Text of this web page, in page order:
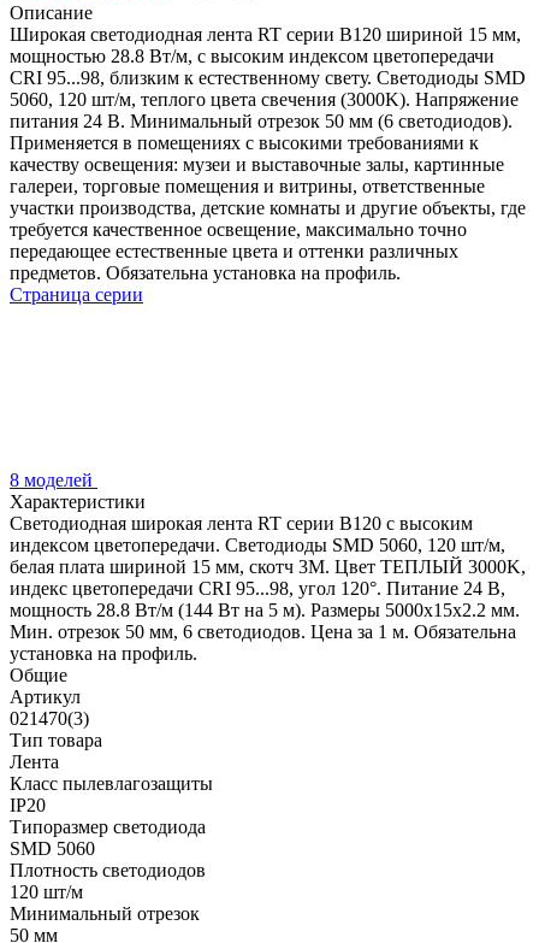
Описание
Широкая светодиодная лента RT серии B120 шириной 15 мм,
мощностью 28.8 Вт/м, с высоким индексом цветопередачи
CRI 95...98, близким к естественному свету. Светодиоды SMD
5060, 120 шт/м, теплого цвета свечения (3000K). Напряжение
питания 24 В. Минимальный отрезок 50 мм (6 светодиодов).
Применяется в помещениях с высокими требованиями к
качеству освещения: музеи и выставочные залы, картинные
галереи, торговые помещения и витрины, ответственные
участки производства, детские комнаты и другие объекты, где
требуется качественное освещение, максимально точно
передающее естественные цвета и оттенки различных
предметов. Обязательна установка на профиль.
Страница серии
8 моделей
Характеристики
Светодиодная широкая лента RT серии B120 с высоким
индексом цветопередачи. Светодиоды SMD 5060, 120 шт/м,
белая плата шириной 15 мм, скотч 3М. Цвет ТЕПЛЫЙ 3000K,
индекс цветопередачи CRI 95...98, угол 120°. Питание 24 В,
мощность 28.8 Вт/м (144 Вт на 5 м). Размеры 5000х15х2.2 мм.
Мин. отрезок 50 мм, 6 светодиодов. Цена за 1 м. Обязательна
установка на профиль.
Общие
Артикул
021470(3)
Тип товара
Лента
Класс пылевлагозащиты
IP20
Типоразмер светодиода
SMD 5060
Плотность светодиодов
120 шт/м
Минимальный отрезок
50 мм